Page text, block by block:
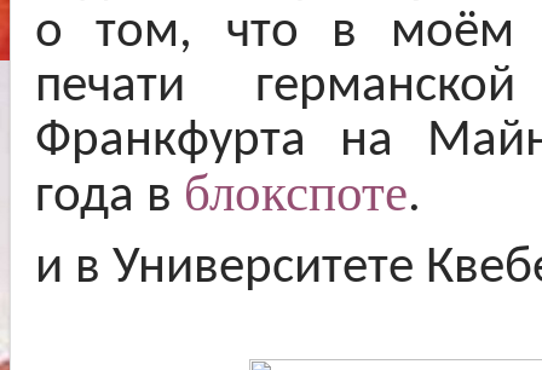
о том, что в моём
печати
Франкфурта на
года в блокспоте.
и в Университете